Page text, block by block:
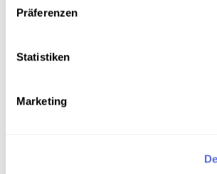
Präferenzen
Statistiken
Marketing
Verortung in der digitalen